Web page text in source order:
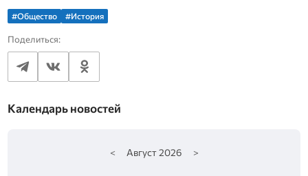
#Общество #История
Поделиться:
Календарь новостей
< Август 2026 >